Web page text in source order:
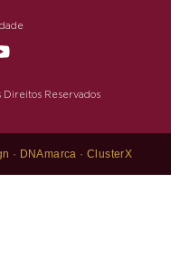
Reservados
· DNAmarca ·ClusterX